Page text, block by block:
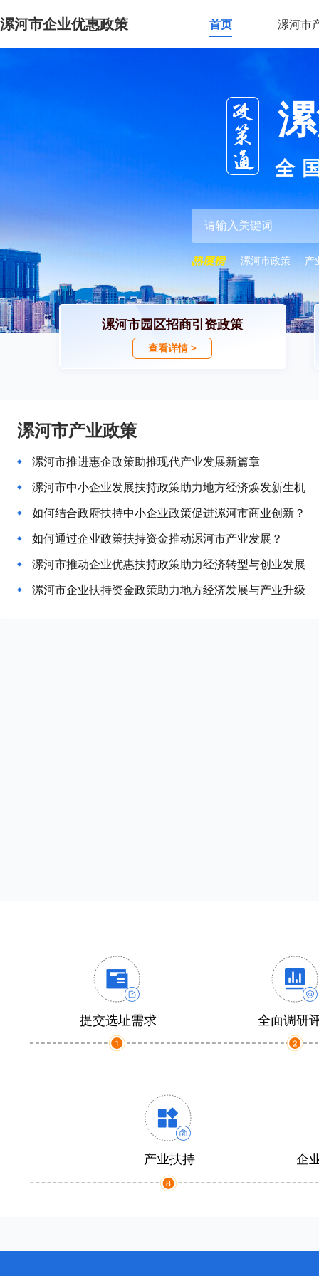
漯河市企业优惠政策 首页 漯河市
全
漯河市政策 产
漯河市园区招商引资政策
查看详情 >
漯河市产业政策
漯河市推进惠企政策助推现代产业发展新篇章
漯河市中小企业发展扶持政策助力地方经济焕发新生机
如何结合政府扶持中小企业政策促进漯河市商业创新？
如何通过企业政策扶持资金推动漯河市产业发展？
漯河市推动企业优惠扶持政策助力经济转型与创业发展
漯河市企业扶持资金政策助力地方经济发展与产业升级
提交选址需求 全面调研
产业扶持 企